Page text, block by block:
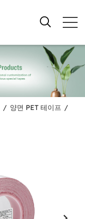
/ 양면 PET 테이프 /